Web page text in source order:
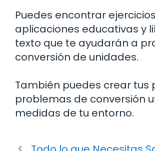
Puedes encontrar
aplicaciones educativas y
texto que te ayudarán a
conversión de unidades.
También puedes crear tus
problemas de conversión
medidas de tu entorno.